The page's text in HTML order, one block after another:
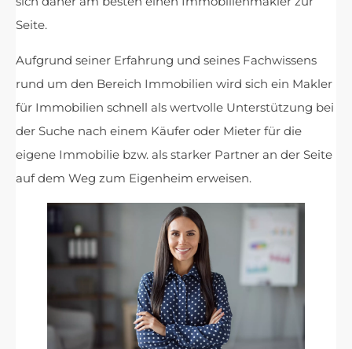
Seite.
Aufgrund seiner Erfahrung und seines Fachwissens
rund um den Bereich Immobilien wird sich ein Makler
für Immobilien schnell als wertvolle Unterstützung bei
der Suche nach einem Käufer oder Mieter für die
eigene Immobilie bzw. als starker Partner an der Seite
auf dem Weg zum Eigenheim erweisen.